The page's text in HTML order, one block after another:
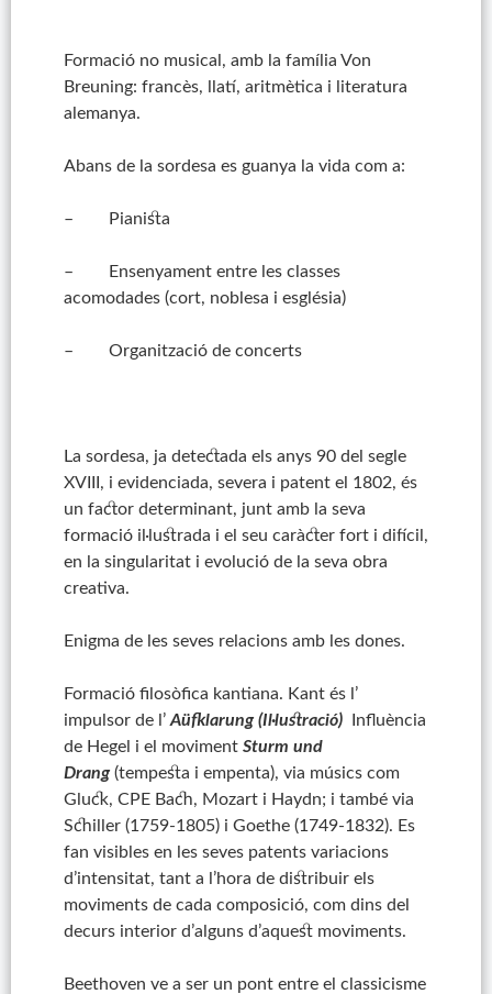
Formació no musical, amb la família Von
Breuning: francès, llatí, aritmètica i literatura
alemanya.
Abans de la sordesa es guanya la vida com a:
– Pianista
– Ensenyament entre les classes
acomodades (cort, noblesa i església)
– Organització de concerts
La sordesa, ja detectada els anys 90 del segle
XVIII, i evidenciada, severa i patent el 1802, és
un factor determinant, junt amb la seva
formació il·lustrada i el seu caràcter fort i difícil,
en la singularitat i evolució de la seva obra
creativa.
Enigma de les seves relacions amb les dones.
Formació filosòfica kantiana. Kant és l’
impulsor de l’ Aüfklarung (Il·lustració)
Influència
de Hegel i el moviment Sturm und
Drang(tempesta i empenta), via músics com
Gluck, CPE Bach, Mozart i Haydn; i també via
Schiller (1759-1805) i Goethe (1749-1832). Es
fan visibles en les seves patents variacions
d’intensitat, tant a l’hora de distribuir els
moviments de cada composició, com dins del
decurs interior d’alguns d’aquest moviments.
Beethoven ve a ser un pont entre el classicisme